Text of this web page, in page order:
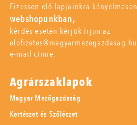
Fizessen elő lapjainkra kényelmesen
webshopunkban,
kérdés esetén kérjük írjon az
elofizetes@magyarmezogazdasag.hu
e-mail címre.
Agrárszaklapok
Magyar Mezőgazdaság
Kertészet és Szőlészet